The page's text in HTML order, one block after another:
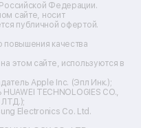
Федерации.
сайте, носит
публичной офертой.
повышения качества
этом сайте, используются в
Apple Inc. (Эпл Инк.);
TECHNOLOGIES CO.,
Electronics Co. Ltd.